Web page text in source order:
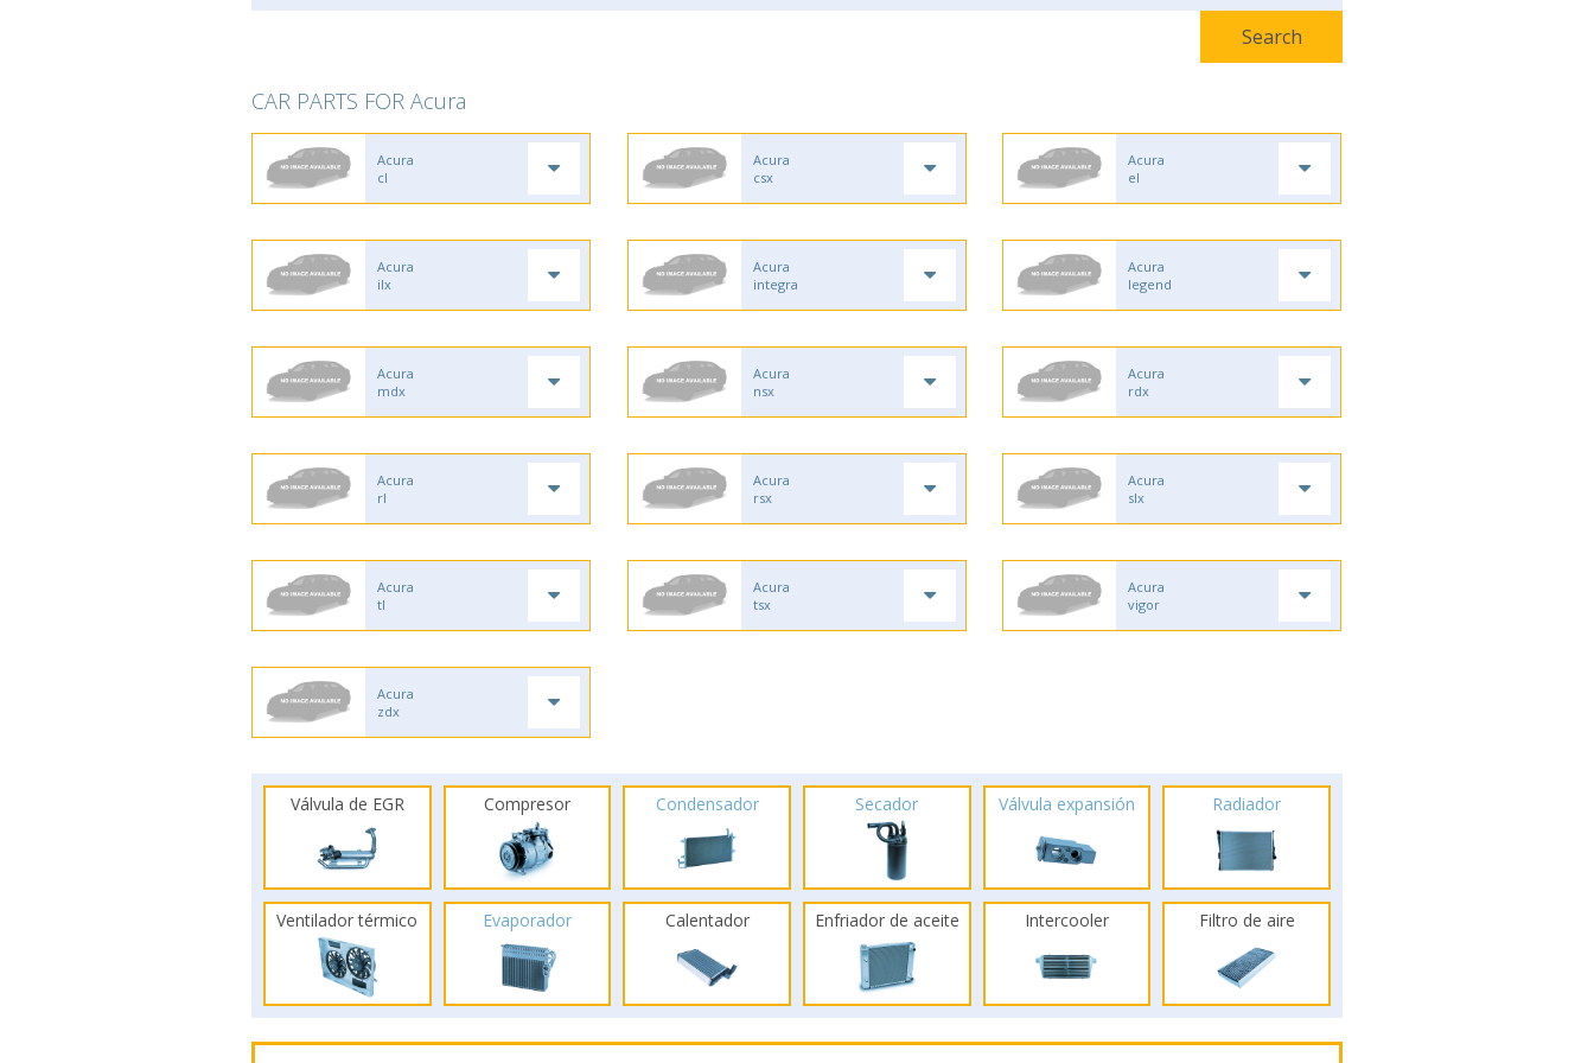
CAR PARTS FOR Acura
Acura
cl
Acura
csx
Acura
el
Acura
ilx
Acura
integra
Acura
legend
Acura
mdx
Acura
nsx
Acura
rdx
Acura
rl
Acura
rsx
Acura
slx
Acura
tl
Acura
tsx
Acura
vigor
Acura
zdx
Válvula de EGR Compresor Condensador Secador Válvula expansión Radiador
Ventilador térmico Evaporador Calentador Enfriador de aceite Intercooler Filtro de aire